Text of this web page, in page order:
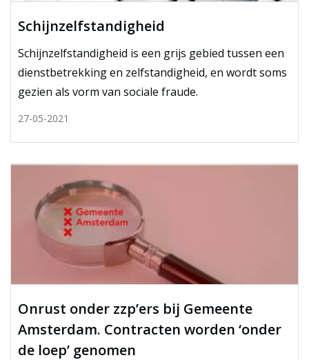
Schijnzelfstandigheid
Schijnzelfstandigheid is een grijs gebied tussen een
dienstbetrekking en zelfstandigheid, en wordt soms
gezien als vorm van sociale fraude.
27-05-2021
Onrust onder zzp’ers bij Gemeente
Amsterdam. Contracten worden ‘onder
de loep’ genomen